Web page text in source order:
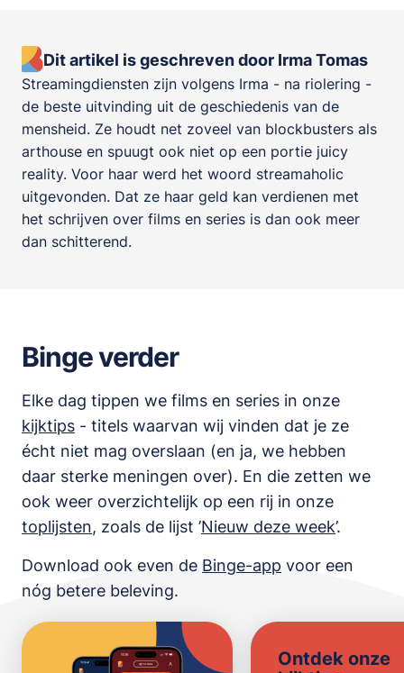
Dit artikel is geschreven door Irma Tomas
Streamingdiensten zijn volgens Irma - na riolering -
de beste uitvinding uit de geschiedenis van de
mensheid. Ze houdt net zoveel van blockbusters als
arthouse en spuugt ook niet op een portie juicy
reality. Voor haar werd het woord streamaholic
uitgevonden. Dat ze haar geld kan verdienen met
het schrijven over films en series is dan ook meer
dan schitterend.
Binge verder
Elke dag tippen we films en series in onze
kijktips - titels waarvan wij vinden dat je ze
écht niet mag overslaan (en ja, we hebben
daar sterke meningen over). En die zetten we
ook weer overzichtelijk op een rij in onze
toplijsten, zoals de lijst ’Nieuw deze week’.
Download ook even de Binge-app voor een
nóg betere beleving.
Ontdek onze